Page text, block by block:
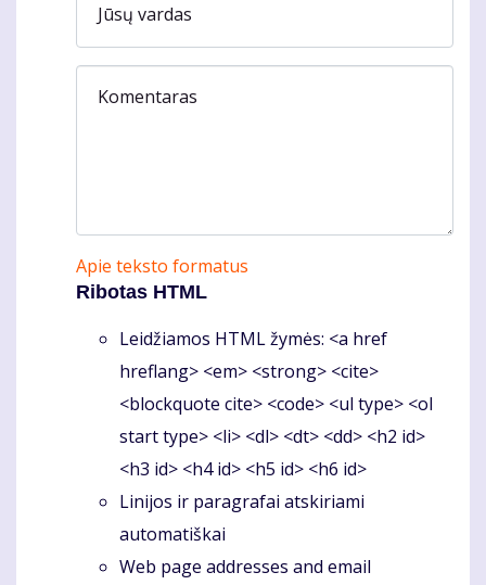
Jūsų vardas
Komentaras
Apie teksto formatus
Ribotas HTML
Leidžiamos HTML žymės: <a href
hreflang> <em> <strong> <cite>
<blockquote cite> <code> <ul type> <ol
start type> <li> <dl> <dt> <dd> <h2 id>
<h3 id> <h4 id> <h5 id> <h6 id>
Linijos ir paragrafai atskiriami
automatiškai
Web page addresses and email